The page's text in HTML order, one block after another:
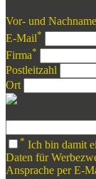
Vor- und Nachname
E-Mail*
Firma*
Postleitzahl
Ort
* Ich bin damit
Daten für
Ansprache per E-